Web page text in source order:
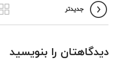
جدیدتر
دیدگاهتان را بنویسید